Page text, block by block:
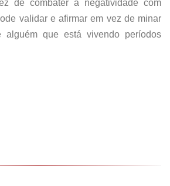
de combater a negatividade com
validar e afirmar em vez de minar
alguém que está vivendo períodos